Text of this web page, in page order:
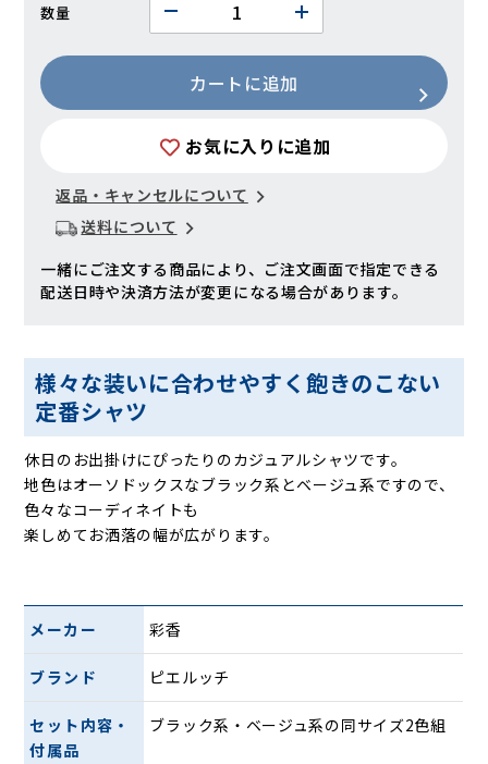
数量
カートに追加
お気に入りに追加
返品・キャンセルについて
送料について
一緒にご注文する商品により、ご注文画面で指定できる
配送日時や決済方法が変更になる場合があります。
様々な装いに合わせやすく飽きのこない
定番シャツ
休日のお出掛けにぴったりのカジュアルシャツです。
地色はオーソドックスなブラック系とベージュ系ですので、
色々なコーディネイトも
楽しめてお洒落の幅が広がります。
メーカー 彩香
ブランド ピエルッチ
セット内容・
付属品
ブラック系・ベージュ系の同サイズ2色組